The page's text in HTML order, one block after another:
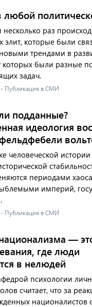
любой
раз
элит, которые были
трендами в
которых были разные
задач.
- Публикация в СМИ
подданные?
идеология
человеческой
периодами
империй,
- Публикация в СМИ
—
где люди
в нелюдей
психологии
считает, что за
националистов